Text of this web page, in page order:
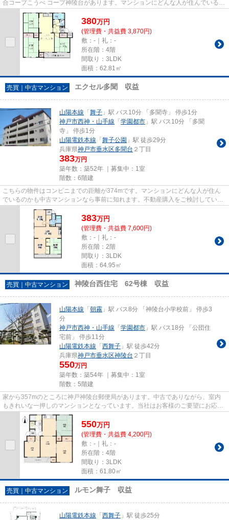
合コープこうべ コープ神陵台があります。マンションにどんな人が住んでいるの
かも中古マンションなら事前に...
380万円
(管理費・共益費 3,870円)
敷：-｜礼：-
所在階：4階
間取り：3LDK
面積：62.81㎡
売買｜中古マンション エクセル多聞 収益
山陽本線 「 舞子 」駅 バス10分 「多聞寺」 停歩1分
神戸市西神・山手線 「 学園都市 」駅 バス10分 「多聞
寺」 停歩1分
山陽電鉄本線 「 舞子公園 」駅 徒歩29分
兵庫県神戸市垂水区多聞台 ２丁目
383万円
築年数：築52年 ｜募集中： 1室
階数：6階建
こちらの物件はコンビニまでの距離が374mです。マンションにどんな人が住ん
でいるのかも中古マンションなら事前に知れます。不動産購入をご検討している
方は、多種多様な不動産情報を...
383万円
(管理費・共益費 7,600円)
敷：-｜礼：-
所在階：2階
間取り：3LDK
面積：64.95㎡
売買｜中古マンション 神陵台西住宅 62号棟 収益
山陽本線 「 朝霧 」駅 バス8分 「神陵台小学校前」 停歩3
分
神戸市西神・山手線 「 学園都市 」駅 バス18分 「公団住
宅前」 停歩11分
山陽電鉄本線 「 西舞子 」駅 徒歩42分
兵庫県神戸市垂水区神陵台 ２丁目
550万円
築年数：築54年 ｜募集中： 1室
階数：5階建
家から357mのところに神戸神陵台郵便局があります。中古でありながら、室内
もきれいな一押しのマンションとなっています。当社はお客様のご要望にお応え
し、より快適で素敵な物件のご...
550万円
(管理費・共益費 4,200円)
敷：-｜礼：-
所在階：4階
間取り：3LDK
面積：61.80㎡
売買｜中古マンション ルモン舞子 収益
山陽電鉄本線 「 西舞子 」駅 徒歩25分